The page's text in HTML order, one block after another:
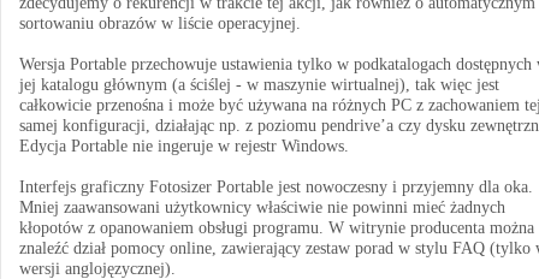
sortowaniu obrazów w liście operacyjnej.
Wersja Portable przechowuje ustawienia tylko w podkatalogach dostępnych
jej katalogu głównym (a ściślej - w maszynie wirtualnej), tak więc jest
całkowicie przenośna i może być używana na różnych PC z zachowaniem
samej konfiguracji, działając np. z poziomu pendrive’a czy dysku
Edycja Portable nie ingeruje w rejestr Windows.
Interfejs graficzny Fotosizer Portable jest nowoczesny i przyjemny dla oka.
Mniej zaawansowani użytkownicy właściwie nie powinni mieć żadnych
kłopotów z opanowaniem obsługi programu. W witrynie producenta można
znaleźć dział pomocy online, zawierający zestaw porad w stylu FAQ (tylko
wersji anglojęzycznej).